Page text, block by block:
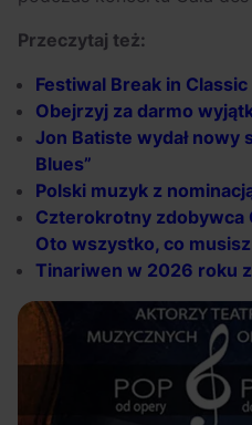
Przeczytaj też:
Festiwal Break in Classic
Obejrzyj za darmo
Jon Batiste wydał nowy
Blues”
Polski muzyk z
Czterokrotny zdobywca
Oto wszystko, co
Tinariwen w 2026 roku